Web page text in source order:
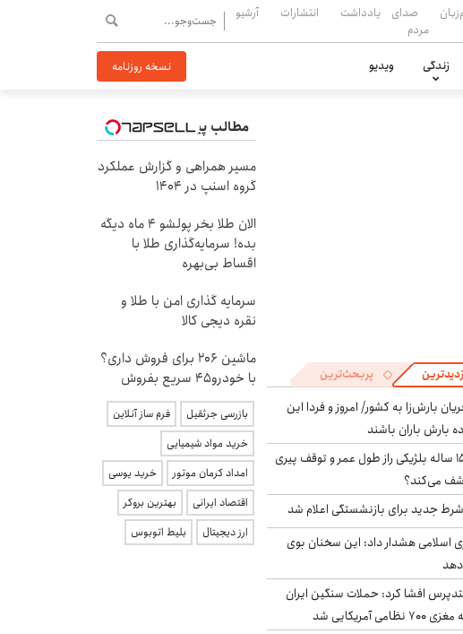
صدای
مردم
یادداشت انتشارات آرشیو
زندگی ویدیو نسخه روزنامه
پربحث‌ترین
بارش‌زا به کشور/ امروز و فردا این
بارش باران باشند
نابغه ۱۵ ساله بلژیکی راز طول عمر و توقف پیری
می‌کند؟
جدید برای بازنشستگی اعلام شد
اسلامی هشدار داد: این سخنان بوی
افشا کرد: حملات سنگین ایران
آمریکایی شد
مطالب پیشنهادی
مسیر همراهی و گزارش عملکرد
گروه اسنپ در ۱۴۰۴
الان طلا بخر پولشو 4 ماه دیگه
بده! سرمایه‌گذاری طلا با
اقساط بی‌بهره
سرمایه گذاری امن با طلا و
نقره دیجی کالا
ماشین 206 برای فروش داری؟
با خودرو45 سریع بفروش
بازرسی جرثقیل
فرم ساز آنلاین
خرید مواد شیمیایی
امداد کرمان موتور
خرید یوسی
اقتصاد ایرانی
بهترین بروکر
ارز دیجیتال
بلیط اتوبوس